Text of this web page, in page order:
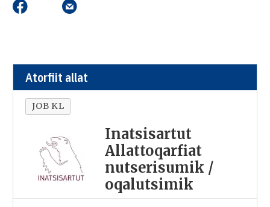
Atorfiit allat
JOB KL
Inatsisartut
Allattoqarfiat
nutserisumik /
oqalutsimik